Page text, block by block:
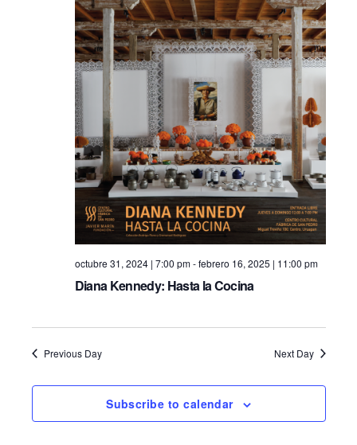
octubre 31, 2024 | 7:00 pm-febrero 16, 2025 | 11:00 pm
Diana Kennedy: Hasta la Cocina
Previous Day Next Day
Subscribe to calendar